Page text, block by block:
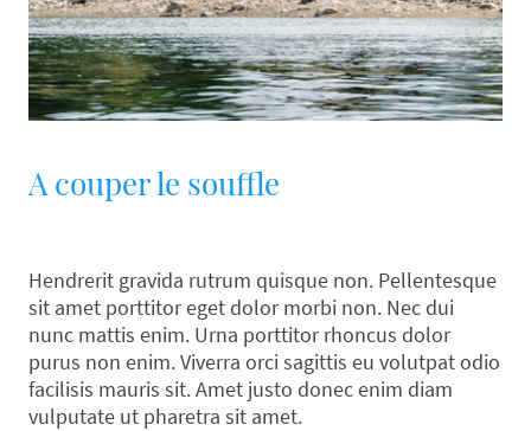
A couper le souffle
Hendrerit gravida rutrum quisque non. Pellentesque
sit amet porttitor eget dolor morbi non. Nec dui
nunc mattis enim. Urna porttitor rhoncus dolor
purus non enim. Viverra orci sagittis eu volutpat odio
facilisis mauris sit. Amet justo donec enim diam
vulputate ut pharetra sit amet.